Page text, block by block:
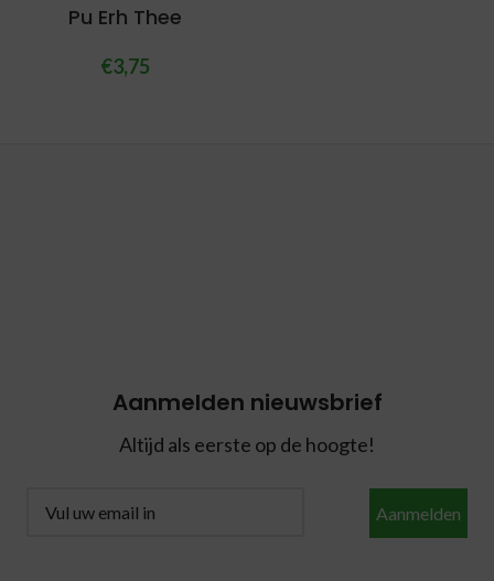
Pu Erh Thee
€3,75
Aanmelden nieuwsbrief
Altijd als eerste op de hoogte!
Aanmelden